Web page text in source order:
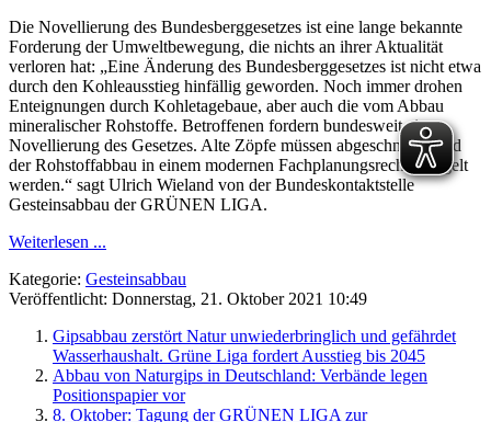
Die Novellierung des Bundesberggesetzes ist eine lange bekannte
Forderung der Umweltbewegung, die nichts an ihrer Aktualität
verloren hat: „Eine Änderung des Bundesberggesetzes ist nicht etwa
durch den Kohleausstieg hinfällig geworden. Noch immer drohen
Enteignungen durch Kohletagebaue, aber auch die vom Abbau
mineralischer Rohstoffe. Betroffenen fordern bundesweit eine
Novellierung des Gesetzes. Alte Zöpfe müssen abgeschnitten und
der Rohstoffabbau in einem modernen Fachplanungsrecht geregelt
werden.“ sagt Ulrich Wieland von der Bundeskontaktstelle
Gesteinsabbau der GRÜNEN LIGA.
Weiterlesen ...
Kategorie: Gesteinsabbau
Veröffentlicht: Donnerstag, 21. Oktober 2021 10:49
Gipsabbau zerstört Natur unwiederbringlich und gefährdet
Wasserhaushalt. Grüne Liga fordert Ausstieg bis 2045
Abbau von Naturgips in Deutschland: Verbände legen
Positionspapier vor
8. Oktober: Tagung der GRÜNEN LIGA zur